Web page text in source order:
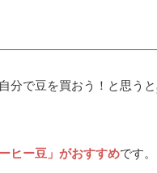
分で豆を買おう！と思うと
ヒー豆」がおすすめです。